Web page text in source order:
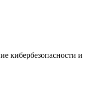
кибербезопасности и